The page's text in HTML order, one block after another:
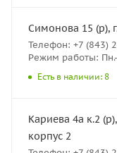
Симонова 15 (р),
Телефон: +7 (843)
Режим работы:
Есть в наличии: 8
Кариева 4а к.2
корпус 2